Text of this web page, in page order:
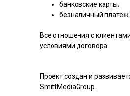
банковские карты;
безналичный платёж.
Все отношения с
условиями договора.
Проект создан и
SmittMediaGroup